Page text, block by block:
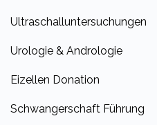
Ultraschalluntersuchungen
Urologie & Andrologie
Eizellen Donation
Schwangerschaft Führung